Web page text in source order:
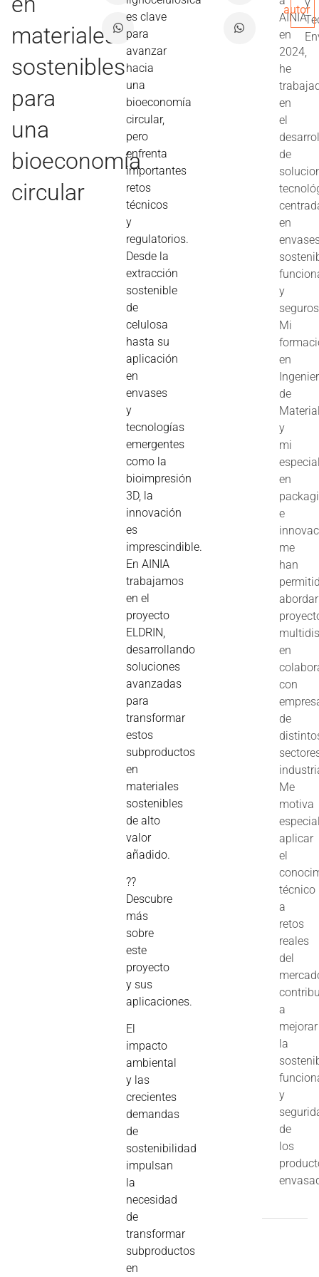
materiales
sostenibles
para
una
bioeconomía
circular
es clave
para
avanzar
hacia
una
bioeconomía
circular,
pero
enfrenta
importantes
retos
técnicos
y
regulatorios.
Desde la
extracción
sostenible
de
celulosa
hasta su
aplicación
en
envases
y
tecnologías
emergentes
como la
bioimpresión
3D, la
innovación
es
imprescindible.
En AINIA
trabajamos
en el
proyecto
ELDRIN,
desarrollando
soluciones
avanzadas
para
transformar
estos
subproductos
en
materiales
sostenibles
de alto
valor
añadido.
??
Descubre
más
sobre
este
proyecto
y sus
aplicaciones.
El
impacto
ambiental
y las
crecientes
demandas
de
sostenibilidad
impulsan
la
necesidad
de
transformar
subproductos
en
AINIA
en
2024,
he
en
el
de
en
y
Mi
en
de
y
mi
en
e
me
han
abordar
en
con
de
Me
motiva
aplicar
el
técnico
a
retos
reales
del
a
mejorar
la
y
de
los
autor